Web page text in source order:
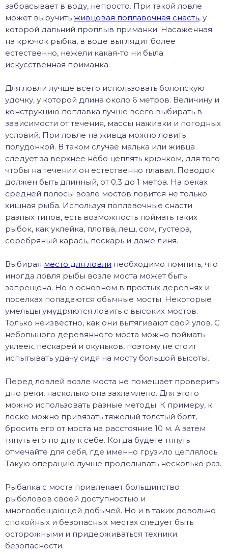
забрасывает в воду, непросто. При такой ловле
может выручить живцовая поплавочная снасть, у
которой дальний проплыв приманки. Насаженная
на крючок рыбка, в воде выглядит более
естественно, нежели какая-то ни была
искусственная приманка.
Для ловли лучше всего использовать болонскую
удочку, у которой длина около 6 метров. Величину и
конструкцию поплавка лучше всего выбирать в
зависимости от течения, массы наживки и погодных
условий. При ловле на живца можно ловить
полудонкой. В таком случае малька или живца
следует за верхнее нёбо цеплять крючком, для того
чтобы на течении он естественно плавал. Поводок
должен быть длинный, от 0,3 до 1 метра. На реках
средней полосы возле мостов ловится не только
хищная рыба. Используя поплавочные снасти
разных типов, есть возможность поймать таких
рыбок, как уклейка, плотва, лещ, сом, густера,
серебряный карась, пескарь и даже линя.
Выбирая место для ловли необходимо помнить, что
иногда ловля рыбы возле моста может быть
запрещена. Но в основном в простых деревнях и
поселках попадаются обычные мосты. Некоторые
умельцы умудряются ловить с высоких мостов.
Только неизвестно, как они вытягивают свой улов. С
небольшого деревянного моста можно поймать
уклеек, пескарей и окуньков, поэтому не стоит
испытывать удачу сидя на мосту большой высоты.
Перед ловлей возле моста не помешает проверить
дно реки, насколько она захламлено. Для этого
можно использовать разные методы. К примеру, к
леске можно привязать тяжелый толстый болт,
бросить его от моста на расстояние 10 м. А затем
тянуть его по дну к себе. Когда будете тянуть
отмечайте для себя, где именно грузило цеплялось.
Такую операцию лучше проделывать несколько раз.
Рыбалка с моста привлекает большинство
рыболовов своей доступностью и
многообещающей добычей. Но и в таких довольно
спокойных и безопасных местах следует быть
осторожными и придерживаться техники
безопасности.